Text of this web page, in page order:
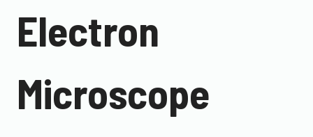
Electron
Microscope